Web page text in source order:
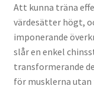
Att kunna träna
värdesätter högt,
imponerande
slår en enkel
transformerande
för musklerna